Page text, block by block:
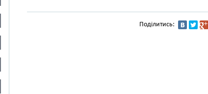
Поділитись: